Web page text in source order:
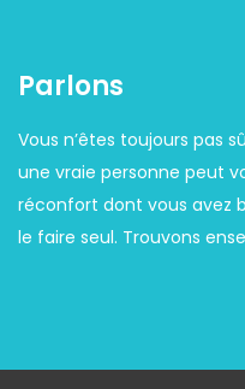
Parlons
Vous n’êtes toujours pas
une vraie personne peut
réconfort dont vous avez
le faire seul. Trouvons